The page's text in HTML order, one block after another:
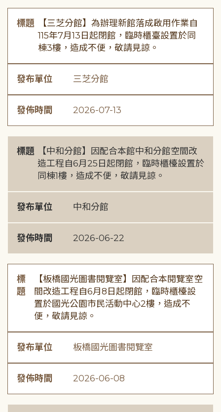
標題
【三芝分館】為辦理新館落成啟用作業自
115年7月13日起閉館，臨時櫃臺設置於同
棟3樓，造成不便，敬請見諒。
發布單位 三芝分館
發佈時間 2026-07-13
標題
【中和分館】因配合本館中和分館空間改
造工程自6月25日起閉館，臨時櫃檯設置於
同棟1樓，造成不便，敬請見諒。
發布單位 中和分館
發佈時間 2026-06-22
標
題
【板橋國光圖書閱覽室】因配合本閱覽室空
間改造工程自6月8日起閉館，臨時櫃檯設
置於國光公園市民活動中心2樓，造成不
便，敬請見諒。
發布單位 板橋國光圖書閱覽室
發佈時間 2026-06-08